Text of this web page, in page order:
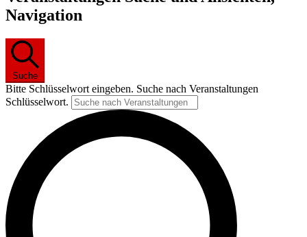
für
Mai
2024
Navigation
Suche
Bitte Schlüsselwort eingeben. Suche nach Veranstaltungen
Schlüsselwort.